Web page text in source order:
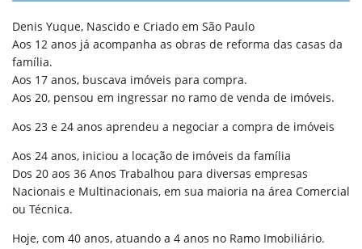
Denis Yuque, Nascido e Criado em São Paulo
Aos 12 anos já acompanha as obras de reforma das casas da
família.
Aos 17 anos, buscava imóveis para compra.
Aos 20, pensou em ingressar no ramo de venda de imóveis.
Aos 23 e 24 anos aprendeu a negociar a compra de imóveis
Aos 24 anos, iniciou a locação de imóveis da família
Dos 20 aos 36 Anos Trabalhou para diversas empresas
Nacionais e Multinacionais, em sua maioria na área Comercial
ou Técnica.
Hoje, com 40 anos, atuando a 4 anos no Ramo Imobiliário.